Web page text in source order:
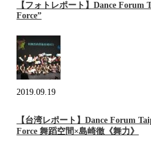
【フォトレポート】Dance Forum
Force”
2019.09.19
【台湾レポート】Dance Forum
Force 舞蹈空間×島崎徹《舞力》